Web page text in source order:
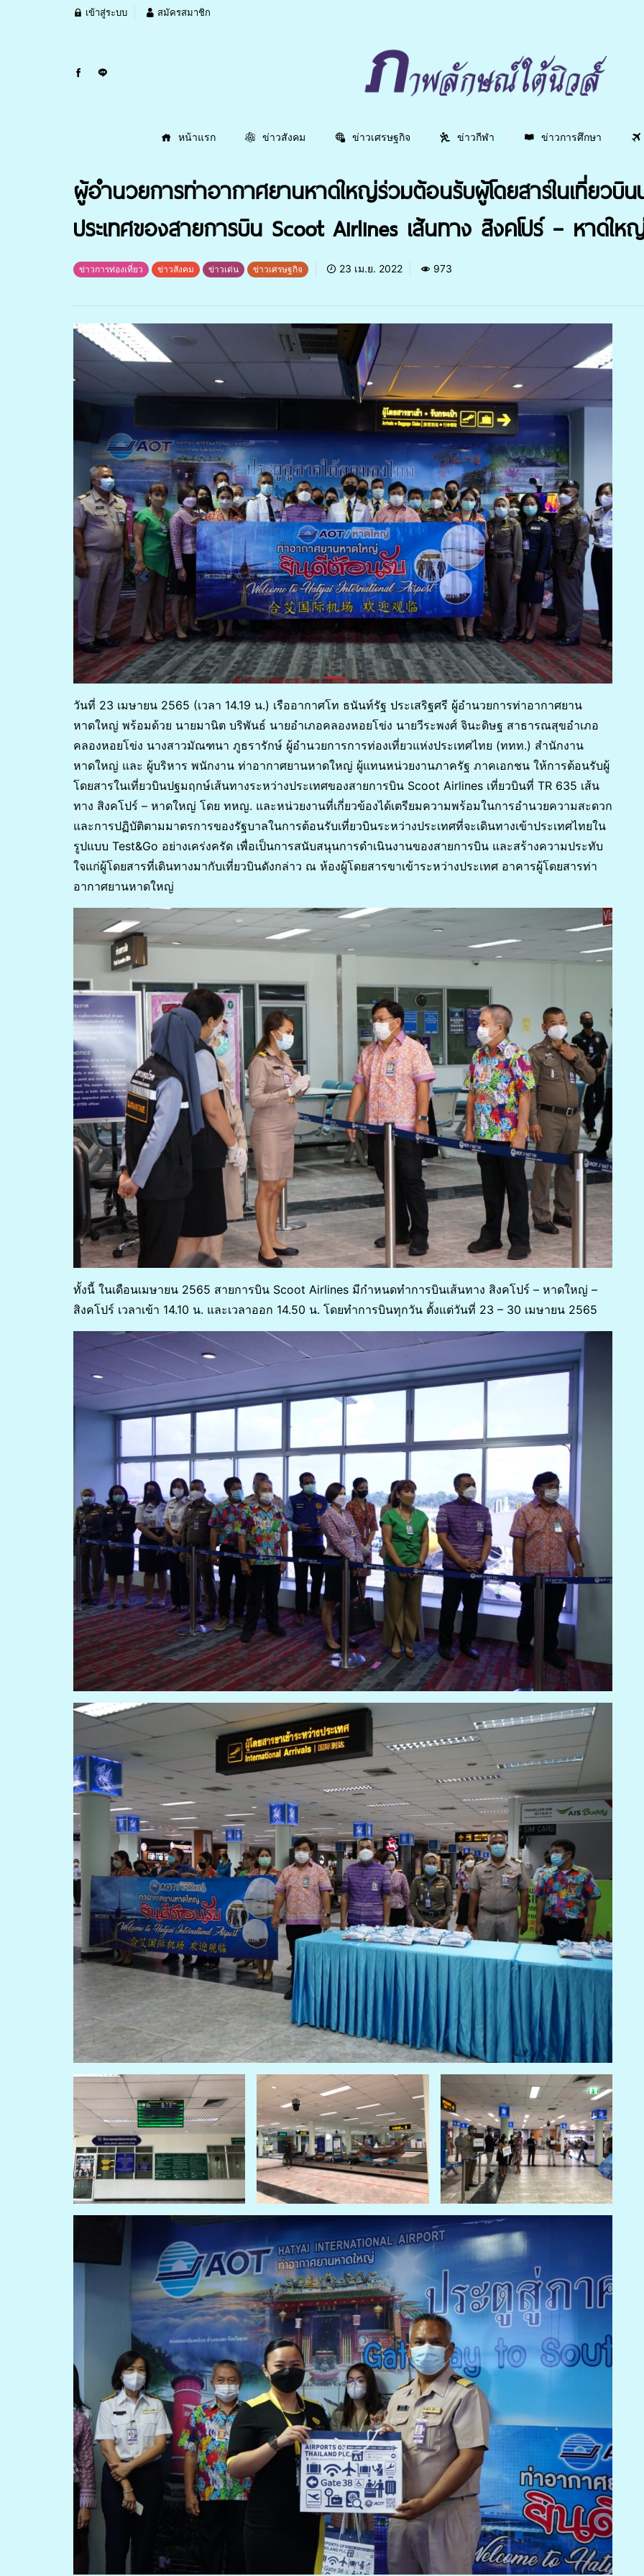
เข้าสู่ระบบ สมัครสมาชิก
หน้าแรก ข่าวสังคม ข่าวเศรษฐกิจ ข่าวกีฬา ข่าวการศึกษา
ผู้อำนวยการท่าอากาศยานหาดใหญ่ร่วมต้อนรับผู้โดยสารในเที่ยวบิน
ประเทศของสายการบิน Scoot Airlines เส้นทาง สิงคโปร์ – หาดให
ข่าวการท่องเที่ยว ข่าวสังคม ข่าวเด่น ข่าวเศรษฐกิจ 23 เม.ย. 2022 973
วันที่ 23 เมษายน 2565 (เวลา 14.19 น.) เรืออากาศโท ธนันท์รัฐ ประเสริฐศรี ผู้อำนวยการท่าอากาศยาน
หาดใหญ่ พร้อมด้วย นายมานิต บริพันธ์ นายอำเภอคลองหอยโข่ง นายวีระพงศ์ จินะดิษฐ สาธารณสุขอำเภอ
คลองหอยโข่ง นางสาวมัณฑนา ภูธรารักษ์ ผู้อำนวยการการท่องเที่ยวแห่งประเทศไทย (ททท.) สำนักงาน
หาดใหญ่ และ ผู้บริหาร พนักงาน ท่าอากาศยานหาดใหญ่ ผู้แทนหน่วยงานภาครัฐ ภาคเอกชน ให้การต้อนรับผู้
โดยสารในเที่ยวบินปฐมฤกษ์เส้นทางระหว่างประเทศของสายการบิน Scoot Airlines เที่ยวบินที่ TR 635 เส้น
ทาง สิงคโปร์ – หาดใหญ่ โดย ทหญ. และหน่วยงานที่เกี่ยวข้องได้เตรียมความพร้อมในการอำนวยความสะดวก
และการปฏิบัติตามมาตรการของรัฐบาลในการต้อนรับเที่ยวบินระหว่างประเทศที่จะเดินทางเข้าประเทศไทยใน
รูปแบบ Test&Go อย่างเคร่งครัด เพื่อเป็นการสนับสนุนการดำเนินงานของสายการบิน และสร้างความประทับ
ใจแก่ผู้โดยสารที่เดินทางมากับเที่ยวบินดังกล่าว ณ ห้องผู้โดยสารขาเข้าระหว่างประเทศ อาคารผู้โดยสารท่า
อากาศยานหาดใหญ่
ทั้งนี้ ในเดือนเมษายน 2565 สายการบิน Scoot Airlines มีกำหนดทำการบินเส้นทาง สิงคโปร์ – หาดใหญ่ –
สิงคโปร์ เวลาเข้า 14.10 น. และเวลาออก 14.50 น. โดยทำการบินทุกวัน ตั้งแต่วันที่ 23 – 30 เมษายน 2565